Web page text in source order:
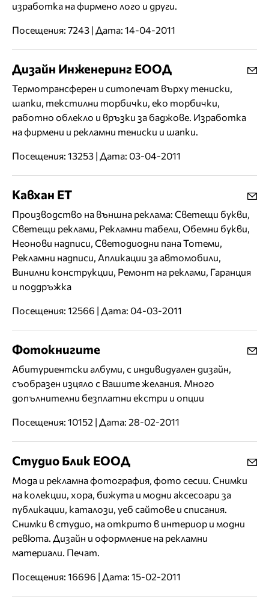
изработка на фирмено лого и други.
Посещения: 7243 | Дата: 14-04-2011
Дизайн Инженеринг ЕООД
Термотрансферен и ситопечат върху тениски,
шапки, текстилни торбички, еко торбички,
работно облекло и връзки за баджове. Изработка
на фирмени и рекламни тениски и шапки.
Посещения: 13253 | Дата: 03-04-2011
Кавхан ЕТ
Производство на външна реклама: Светещи букви,
Светещи реклами, Рекламни табели, Обемни букви,
Неонови надписи, Светодиодни пана Тотеми,
Рекламни надписи, Апликации за автомобили,
Винилни конструкции, Ремонт на реклами, Гаранция
и поддръжка
Посещения: 12566 | Дата: 04-03-2011
Фотокнигите
Абитуриентски албуми, с индивидуален дизайн,
съобразен изцяло с Вашите желания. Много
допълнителни безплатни екстри и опции
Посещения: 10152 | Дата: 28-02-2011
Студио Блик ЕООД
Мода и рекламна фотография, фото сесии. Снимки
на колекции, хора, бижута и модни аксесоари за
публикации, каталози, уеб сайтове и списания.
Снимки в студио, на открито в интериор и модни
ревюта. Дизайн и оформление на рекламни
материали. Печат.
Посещения: 16696 | Дата: 15-02-2011